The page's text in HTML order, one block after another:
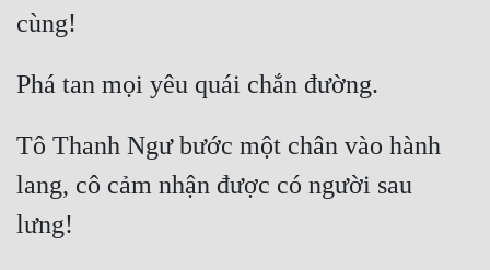
cùng!
Phá tan mọi yêu quái chắn đường.
Tô Thanh Ngư bước một chân vào hành
lang, cô cảm nhận được có người sau
lưng!